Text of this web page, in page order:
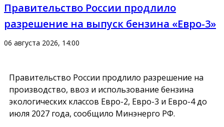
Правительство России продлило
разрешение на выпуск бензина «Евро-3»
06 августа 2026, 14:00
Правительство России продлило разрешение на
производство, ввоз и использование бензина
экологических классов Евро-2, Евро-3 и Евро-4 до
июля 2027 года, сообщило Минэнерго РФ.